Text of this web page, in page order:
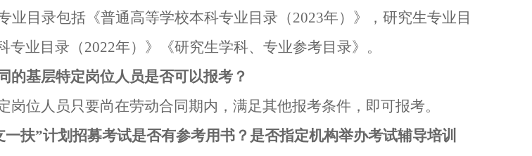
业目录包括《普通高等学校本科专业目录（2023年）》，研究生专业目
专业目录（2022年）》 《研究生学科、专业参考目录》 。
的基层特定岗位人员是否可以报考？
岗位人员只要尚在劳动合同期内，满足其他报考条件，即可报考。
一扶”计划招募考试是否有参考用书？是否指定机构举办考试辅导培训